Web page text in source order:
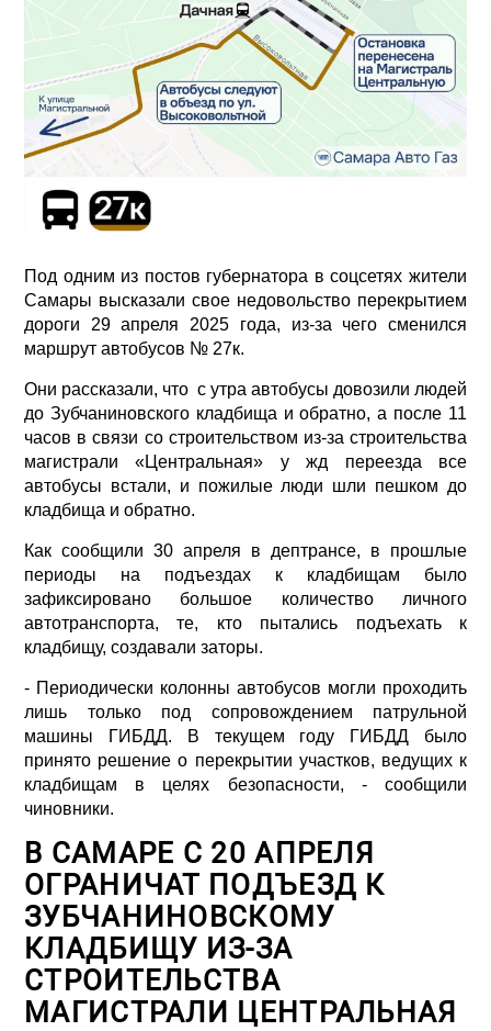
Под одним из постов губернатора в соцсетях жители
Самары высказали свое недовольство перекрытием
дороги 29 апреля 2025 года, из-за чего сменился
маршрут автобусов № 27к.
Они рассказали, что с утра автобусы довозили людей
до Зубчаниновского кладбища и обратно, а после 11
часов в связи со строительством из-за строительства
магистрали «Центральная» у жд переезда все
автобусы встали, и пожилые люди шли пешком до
кладбища и обратно.
Как сообщили 30 апреля в дептрансе, в прошлые
периоды на подъездах к кладбищам было
зафиксировано большое количество личного
автотранспорта, те, кто пытались подъехать к
кладбищу, создавали заторы.
- Периодически колонны автобусов могли проходить
лишь только под сопровождением патрульной
машины ГИБДД. В текущем году ГИБДД было
принято решение о перекрытии участков, ведущих к
кладбищам в целях безопасности, - сообщили
чиновники.
В САМАРЕ С 20 АПРЕЛЯ
ОГРАНИЧАТ ПОДЪЕЗД К
ЗУБЧАНИНОВСКОМУ
КЛАДБИЩУ ИЗ-ЗА
СТРОИТЕЛЬСТВА
МАГИСТРАЛИ ЦЕНТРАЛЬНАЯ